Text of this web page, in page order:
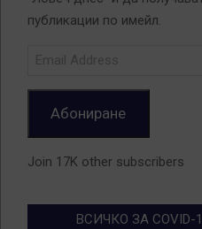
публикации по имейл.
Абониране
Join 17K other subscribers
ВСИЧКО ЗА